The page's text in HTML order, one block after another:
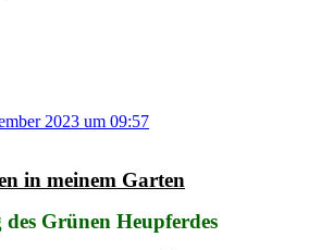
2023 um 09:57
in meinem Garten
des Grünen Heupferdes